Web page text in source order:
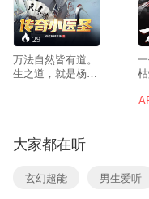
29
万法自然皆有道。
生之道，就是杨天
泡你；你倾国倾城
死心塌地？小
爷……要了你！圣
医庙的传人下山，
大家都在听
玄幻超能 男生爱听